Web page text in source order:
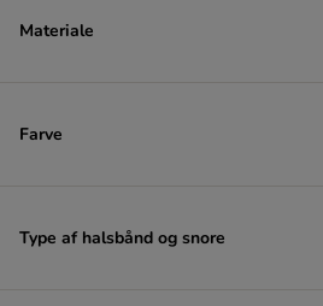
Materiale
Farve
Type af halsbånd og snore